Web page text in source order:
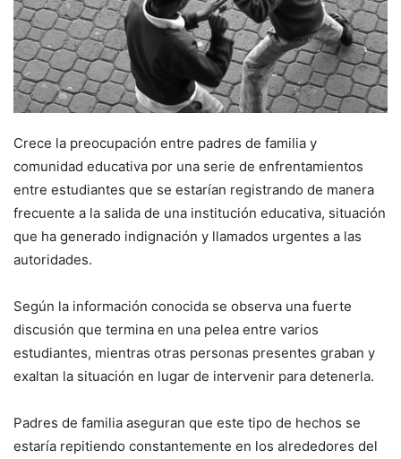
Crece la preocupación entre padres de familia y
comunidad educativa por una serie de enfrentamientos
entre estudiantes que se estarían registrando de manera
frecuente a la salida de una institución educativa, situación
que ha generado indignación y llamados urgentes a las
autoridades.
Según la información conocida se observa una fuerte
discusión que termina en una pelea entre varios
estudiantes, mientras otras personas presentes graban y
exaltan la situación en lugar de intervenir para detenerla.
Padres de familia aseguran que este tipo de hechos se
estaría repitiendo constantemente en los alrededores del